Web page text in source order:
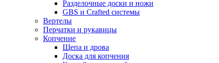
Разделочные доски и ножи
GBS и Crafted системы
Вертелы
Перчатки и рукавицы
Копчение
Щепа и дрова
Доска для копчения